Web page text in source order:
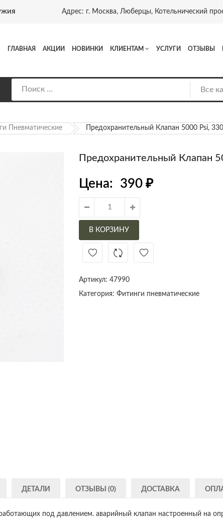
Адрес: г. Москва, Люберцы, Котельнический
ГЛАВНАЯ АКЦИИ НОВИНКИ КЛИЕНТАМ УСЛУГИ ОТЗЫВЫ
Пневматические Предохранительный Клапан 5000 Psi,
Предохранительный Клапан
Цена: 390 ₽
В КОРЗИНУ
Артикул: 47990
Категория: Фитинги пневматические
ДЕТАЛИ ОТЗЫВЫ (0) ДОСТАВКА
под давлением. аварийный клапан настроенный на